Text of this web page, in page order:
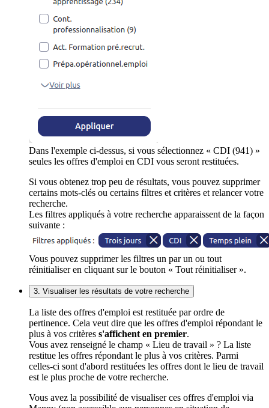
Dans l'exemple ci-dessus, si vous sélectionnez « CDI (941) »
seules les offres d'emploi en CDI vous seront restituées.
Si vous obtenez trop peu de résultats, vous pouvez supprimer
certains mots-clés ou certains filtres et critères et relancer votre
recherche.
Les filtres appliqués à votre recherche apparaissent de la façon
suivante :
Vous pouvez supprimer les filtres un par un ou tout
réinitialiser en cliquant sur le bouton « Tout réinitialiser ».
3. Visualiser les résultats de votre recherche
La liste des offres d'emploi est restituée par ordre de
pertinence. Cela veut dire que les offres d'emploi répondant le
plus à vos critères s'affichent en premier.
Vous avez renseigné le champ « Lieu de travail » ? La liste
restitue les offres répondant le plus à vos critères. Parmi
celles-ci sont d'abord restituées les offres dont le lieu de travail
est le plus proche de votre recherche.
Vous avez la possibilité de visualiser ces offres d'emploi via